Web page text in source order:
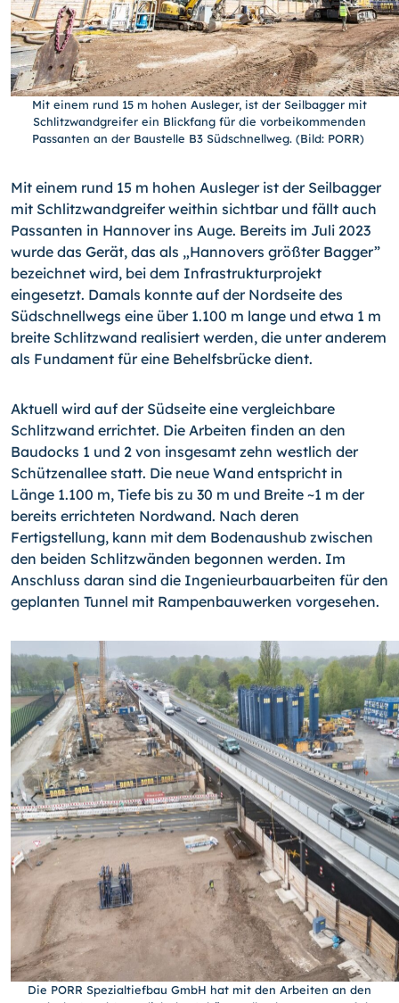
Mit einem rund 15 m hohen Ausleger, ist der Seilbagger mit
Schlitzwandgreifer ein Blickfang für die vorbeikommenden
Passanten an der Baustelle B3 Südschnellweg. (Bild: PORR)
Mit einem rund 15 m hohen Ausleger ist der Seilbagger
mit Schlitzwandgreifer weithin sichtbar und fällt auch
Passanten in Hannover ins Auge. Bereits im Juli 2023
wurde das Gerät, das als „Hannovers größter Bagger”
bezeichnet wird, bei dem Infrastrukturprojekt
eingesetzt. Damals konnte auf der Nordseite des
Südschnellwegs eine über 1.100 m lange und etwa 1 m
breite Schlitzwand realisiert werden, die unter anderem
als Fundament für eine Behelfsbrücke dient.
Aktuell wird auf der Südseite eine vergleichbare
Schlitzwand errichtet. Die Arbeiten finden an den
Baudocks 1 und 2 von insgesamt zehn westlich der
Schützenallee statt. Die neue Wand entspricht in
Länge 1.100 m, Tiefe bis zu 30 m und Breite ~1 m der
bereits errichteten Nordwand. Nach deren
Fertigstellung, kann mit dem Bodenaushub zwischen
den beiden Schlitzwänden begonnen werden. Im
Anschluss daran sind die Ingenieurbauarbeiten für den
geplanten Tunnel mit Rampenbauwerken vorgesehen.
Die PORR Spezialtiefbau GmbH hat mit den Arbeiten an den